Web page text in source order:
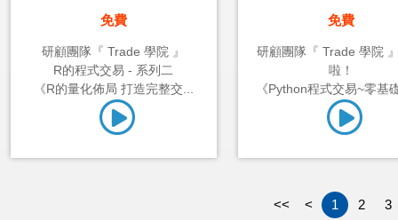
免費
研顧團隊『 Trade 學院 』
R的程式交易 - 系列二
《R的量化佈局 打造完整交...
免費
研顧團隊『 Trade 學院
啦！
《Python程式交易~零基
<< < 1 2 3